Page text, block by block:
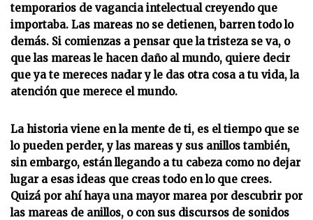
temporarios de vagancia intelectual creyendo que
importaba. Las mareas no se detienen, barren todo lo
demás. Si comienzas a pensar que la tristeza se va, o
que las mareas le hacen daño al mundo, quiere decir
que ya te mereces nadar y le das otra cosa a tu vida, la
atención que merece el mundo.
La historia viene en la mente de ti, es el tiempo que se
lo pueden perder, y las mareas y sus anillos también,
sin embargo, están llegando a tu cabeza como no dejar
lugar a esas ideas que creas todo en lo que crees.
Quizá por ahí haya una mayor marea por descubrir por
las mareas de anillos, o con sus discursos de sonidos